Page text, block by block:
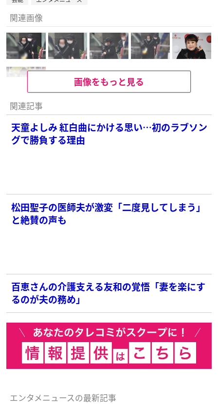
関連画像
画像をもっと見る
関連記事
天童よしみ 紅白曲にかける思い…初のラブソン
グで勝負する理由
松田聖子の医師夫が激変「二度見してしまう」
と絶賛の声も
百恵さんの介護支える友和の覚悟「妻を楽にす
るのが夫の務め」
エンタメニュースの最新記事